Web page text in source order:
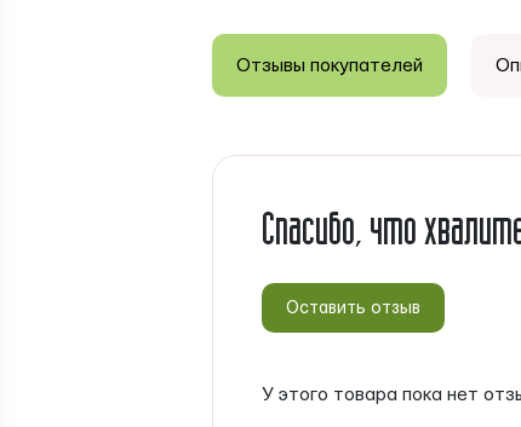
Отзывы покупателей
Спасибо, что
Оставить отзыв
У этого товара пока нет